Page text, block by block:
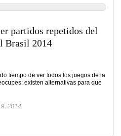
partidos repetidos del
Brasil 2014
tiempo de ver todos los juegos de la
existen alternativas para que
2014